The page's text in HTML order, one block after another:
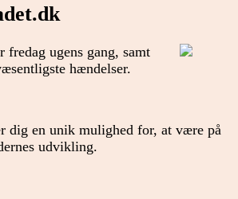
fredag ugens gang, samt
hændelser.
dig en unik mulighed for, at være på
udvikling.